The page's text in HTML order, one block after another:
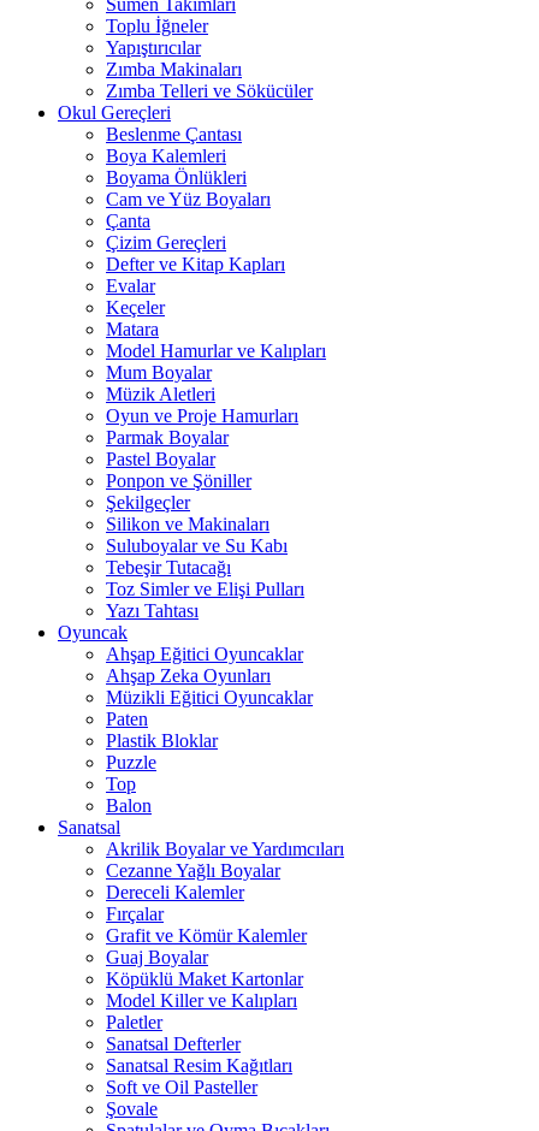
Sümen Takımları
Toplu İğneler
Yapıştırıcılar
Zımba Makinaları
Zımba Telleri ve Sökücüler
Okul Gereçleri
Beslenme Çantası
Boya Kalemleri
Boyama Önlükleri
Cam ve Yüz Boyaları
Çanta
Çizim Gereçleri
Defter ve Kitap Kapları
Evalar
Keçeler
Matara
Model Hamurlar ve Kalıpları
Mum Boyalar
Müzik Aletleri
Oyun ve Proje Hamurları
Parmak Boyalar
Pastel Boyalar
Ponpon ve Şöniller
Şekilgeçler
Silikon ve Makinaları
Suluboyalar ve Su Kabı
Tebeşir Tutacağı
Toz Simler ve Elişi Pulları
Yazı Tahtası
Oyuncak
Ahşap Eğitici Oyuncaklar
Ahşap Zeka Oyunları
Müzikli Eğitici Oyuncaklar
Paten
Plastik Bloklar
Puzzle
Top
Balon
Sanatsal
Akrilik Boyalar ve Yardımcıları
Cezanne Yağlı Boyalar
Dereceli Kalemler
Fırçalar
Grafit ve Kömür Kalemler
Guaj Boyalar
Köpüklü Maket Kartonlar
Model Killer ve Kalıpları
Paletler
Sanatsal Defterler
Sanatsal Resim Kağıtları
Soft ve Oil Pasteller
Şovale